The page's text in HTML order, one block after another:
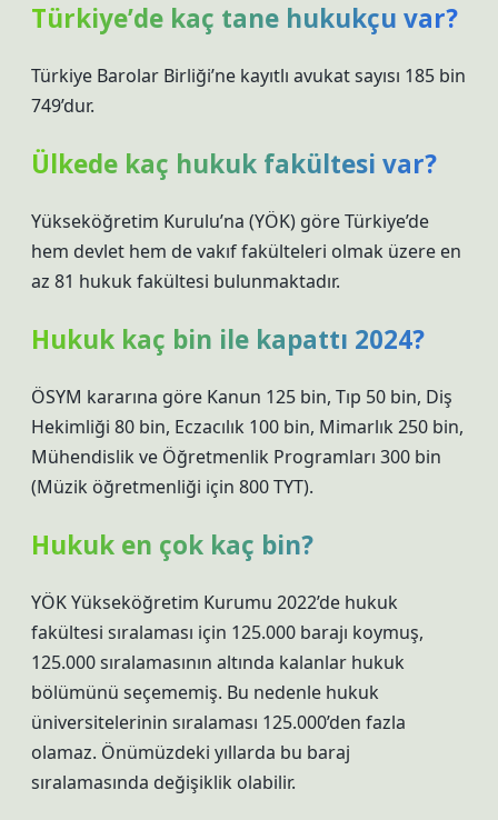
Türkiye’de kaç tane hukukçu var?
Türkiye Barolar Birliği’ne kayıtlı avukat sayısı 185 bin
749’dur.
Ülkede kaç hukuk fakültesi var?
Yükseköğretim Kurulu’na (YÖK) göre Türkiye’de
hem devlet hem de vakıf fakülteleri olmak üzere en
az 81 hukuk fakültesi bulunmaktadır.
Hukuk kaç bin ile kapattı 2024?
ÖSYM kararına göre Kanun 125 bin, Tıp 50 bin, Diş
Hekimliği 80 bin, Eczacılık 100 bin, Mimarlık 250 bin,
Mühendislik ve Öğretmenlik Programları 300 bin
(Müzik öğretmenliği için 800 TYT).
Hukuk en çok kaç bin?
YÖK Yükseköğretim Kurumu 2022’de hukuk
fakültesi sıralaması için 125.000 barajı koymuş,
125.000 sıralamasının altında kalanlar hukuk
bölümünü seçememiş. Bu nedenle hukuk
üniversitelerinin sıralaması 125.000’den fazla
olamaz. Önümüzdeki yıllarda bu baraj
sıralamasında değişiklik olabilir.